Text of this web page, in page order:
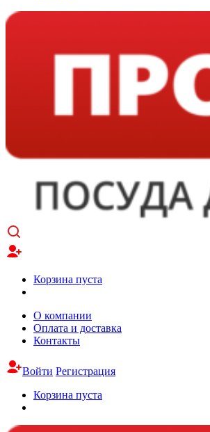
Корзина пуста
О компании
Оплата и доставка
Контакты
Войти Регистрация
Корзина пуста